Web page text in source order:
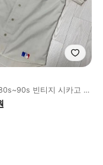
빈티지 시카고 컵
지